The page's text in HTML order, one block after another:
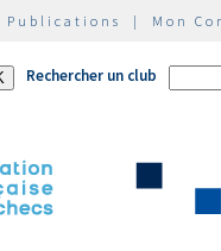
Publications | Mon
Rechercher un club